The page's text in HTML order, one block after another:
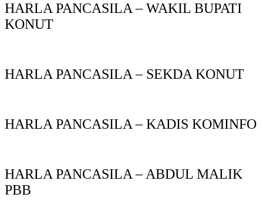
HARLA PANCASILA – WAKIL BUPATI
KONUT
HARLA PANCASILA – SEKDA KONUT
HARLA PANCASILA – KADIS KOMINFO
HARLA PANCASILA – ABDUL MALIK
PBB